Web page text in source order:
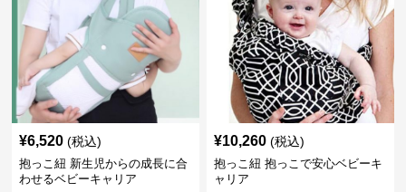
¥6,520 (税込)
抱っこ紐 新生児からの成長に合
わせるベビーキャリア
¥10,260 (税込)
抱っこ紐 抱っこで安心ベビーキ
ャリア